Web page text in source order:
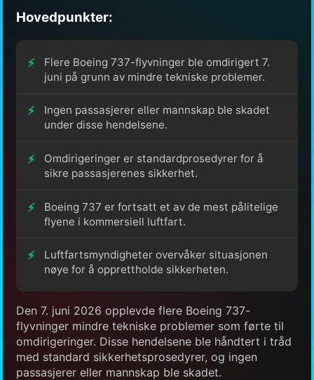
Hovedpunkter:
Flere Boeing 737-flyvninger ble omdirigert 7.
juni på grunn av mindre tekniske problemer.
Ingen passasjerer eller mannskap ble skadet
under disse hendelsene.
Omdirigeringer er standardprosedyrer for å
sikre passasjerenes sikkerhet.
Boeing 737 er fortsatt et av de mest pålitelige
flyene i kommersiell luftfart.
Luftfartsmyndigheter overvåker situasjonen
nøye for å opprettholde sikkerheten.
Den 7. juni 2026 opplevde flere Boeing 737-
flyvninger mindre tekniske problemer som førte til
omdirigeringer. Disse hendelsene ble håndtert i tråd
med standard sikkerhetsprosedyrer, og ingen
passasjerer eller mannskap ble skadet.